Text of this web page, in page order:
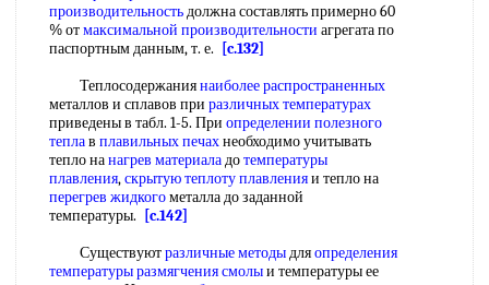
производительностьдолжна составлять примерно 60
% отмаксимальной производительности агрегата по
паспортным данным, т. е.
[c.132]
Теплосодержаниянаиболее распространенных
металлов и сплавов при различных температурах
приведены в табл. 1-5. При определении полезного
теплав плавильных печахнеобходимо учитывать
тепло нанагрев материаладотемпературы
плавления,скрытую теплоту плавленияи тепло на
перегрев жидкогометалла до заданной
температуры.
[c.142]
Существуютразличные методыдляопределения
температуры размягчения смолыи температуры ее